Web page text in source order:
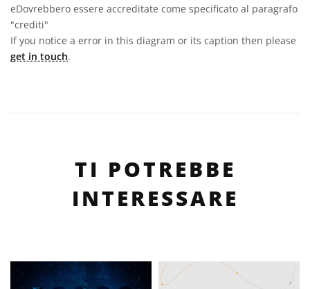
eDovrebbero essere accreditate come specificato al paragrafo
"crediti"
If you notice a error in this diagram or its caption then please
get in touch.
TI POTREBBE
INTERESSARE